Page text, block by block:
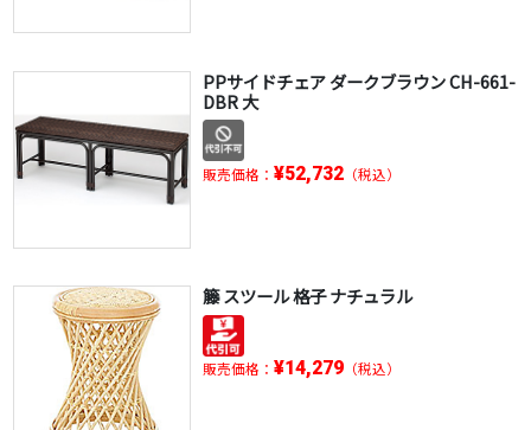
PPサイドチェア ダークブラウン CH-661-
DBR 大
販売価格： ¥52,732（税込）
籐 スツール 格子 ナチュラル
販売価格： ¥14,279（税込）